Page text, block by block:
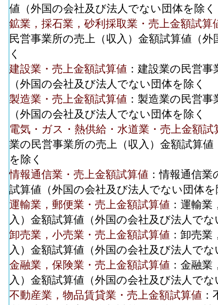
値（外国の会社及び法人でない団体を除く
鉱業，採石業，砂利採取業・売上金額試算
民営事業所の売上（収入）金額試算値（
く
建設業・売上金額試算値 ：建設業の民営
（外国の会社及び法人でない団体を除く
製造業・売上金額試算値 ：製造業の民営
（外国の会社及び法人でない団体を除く
電気・ガス・熱供給・水道業・売上金額試
業の民営事業所の売上（収入）金額試算
を除く
情報通信業・売上金額試算値 ：情報通信
試算値（外国の会社及び法人でない団体
運輸業，郵便業・売上金額試算値 ：運輸
入）金額試算値（外国の会社及び法人で
卸売業，小売業・売上金額試算値 ：卸売
入）金額試算値（外国の会社及び法人で
金融業，保険業・売上金額試算値 ：金融
入）金額試算値（外国の会社及び法人で
不動産業，物品賃貸業・売上金額試算値